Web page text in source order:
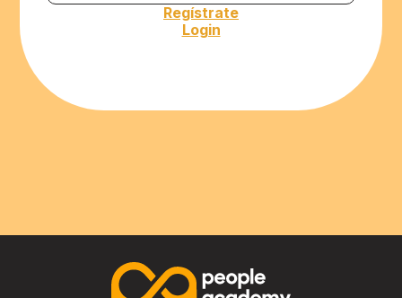
Regístrate
Login